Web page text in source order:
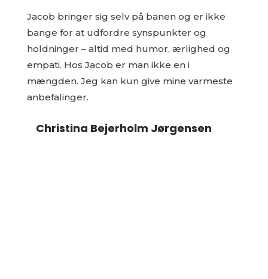
Jacob bringer sig selv på banen og er ikke
bange for at udfordre synspunkter og
holdninger – altid med humor, ærlighed og
empati. Hos Jacob er man ikke en i
mængden. Jeg kan kun give mine varmeste
anbefalinger.
Christina Bejerholm Jørgensen